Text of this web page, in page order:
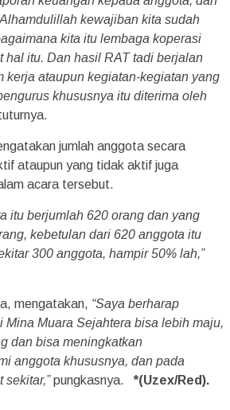
kewajiban kita sudah
kita itu lembaga koperasi
hal itu. Dan hasil RAT tadi berjalan
kerja ataupun kegiatan-kegiatan yang
khususnya itu diterima oleh
jumlah anggota secara
ataupun yang tidak aktif juga
acara tersebut.
itu berjumlah 620 orang dan yang
kebetulan dari 620 anggota itu
300 anggota, hampir 50% lah,”
mengatakan, “Saya berharap
Mina Muara Sejahtera bisa lebih maju,
dan bisa meningkatkan
anggota khususnya, dan pada
sekitar,”pungkasnya. *(Uzex/Red).